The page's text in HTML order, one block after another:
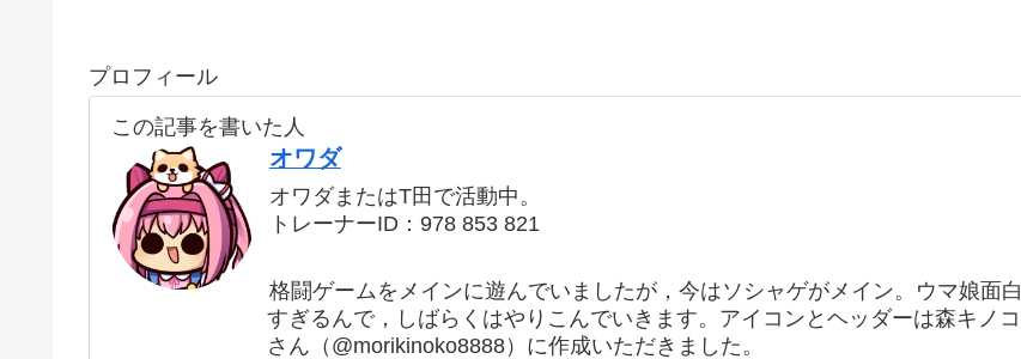
プロフィール
この記事を書いた人
オワダ
オワダまたはT田で活動中。
トレーナーID：978 853 821
格闘ゲームをメインに遊んでいましたが，今はソシャゲがメイン。ウマ娘面白
すぎるんで，しばらくはやりこんでいきます。アイコンとヘッダーは森キノコ
さん（@morikinoko8888）に作成いただきました。